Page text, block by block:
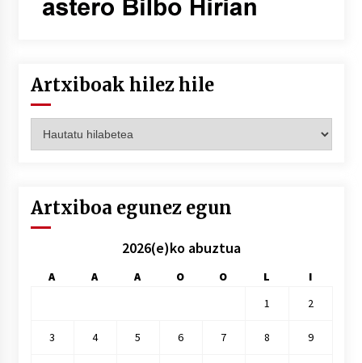
Artxiboak hilez hile
hilez
Artxiboa egunez egun
2026(e)ko abuztua
A A A O O L
I
1
2
3 4 5 6 7 8 9